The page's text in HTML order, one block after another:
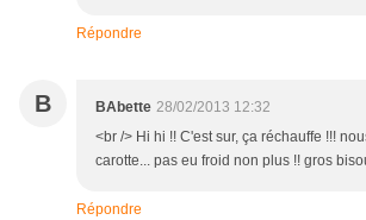
Répondre
B BAbette 28/02/2013 12:32
<br /> Hi hi !! C'est sur, ça réchauffe !!!
carotte... pas eu froid non plus !! gros
Répondre